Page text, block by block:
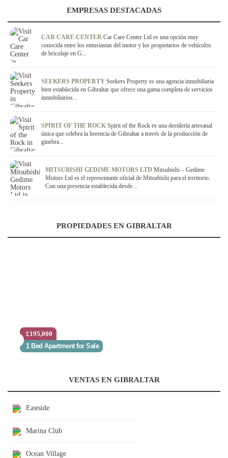
EMPRESAS DESTACADAS
CAR CARE CENTER Car Care Center Ltd es una opción muy
conocida entre los entusiastas del motor y los propietarios de vehículos
de bricolaje en G...
SEEKERS PROPERTY Seekers Property es una agencia inmobiliaria
bien establecida en Gibraltar que ofrece una gama completa de servicios
inmobiliarios...
SPIRIT OF THE ROCK Spirit of the Rock es una destilería artesanal
única que celebra la herencia de Gibraltar a través de la producción de
ginebra...
MITSUBISHI GEDIME MOTORS LTD Mitsubishi – Gedime
Motors Ltd es el representante oficial de Mitsubishi para el territorio.
Con una presencia establecida desde...
PROPIEDADES EN GIBRALTAR
£195,000
1 Bed Apartment for Sale
VENTAS EN GIBRALTAR
Eastside
Marina Club
Ocean Village